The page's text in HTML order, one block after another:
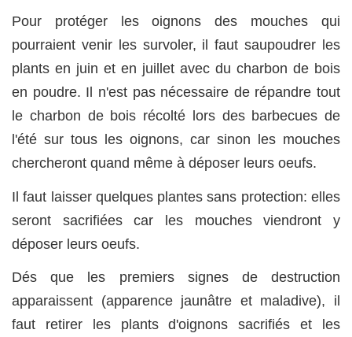
Pour protéger les oignons des mouches qui
pourraient venir les survoler, il faut saupoudrer les
plants en juin et en juillet avec du charbon de bois
en poudre. Il n'est pas nécessaire de répandre tout
le charbon de bois récolté lors des barbecues de
l'été sur tous les oignons, car sinon les mouches
chercheront quand même à déposer leurs oeufs.
Il faut laisser quelques plantes sans protection: elles
seront sacrifiées car les mouches viendront y
déposer leurs oeufs.
Dés que les premiers signes de destruction
apparaissent (apparence jaunâtre et maladive), il
faut retirer les plants d'oignons sacrifiés et les